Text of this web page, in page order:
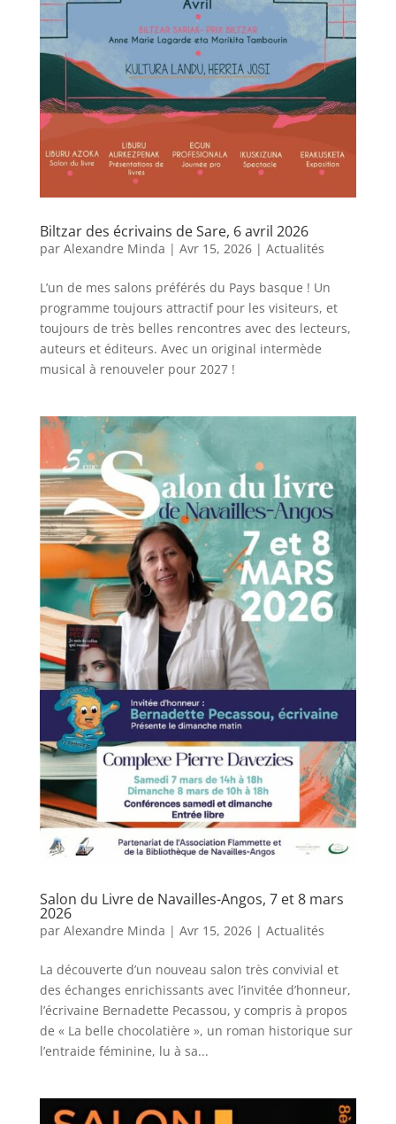
Biltzar des écrivains de Sare, 6 avril 2026
par Alexandre Minda | Avr 15, 2026| Actualités
L’un de mes salons préférés du Pays basque ! Un
programme toujours attractif pour les visiteurs, et
toujours de très belles rencontres avec des lecteurs,
auteurs et éditeurs. Avec un original intermède
musical à renouveler pour 2027 !
Salon du Livre de Navailles-Angos, 7 et 8 mars
2026
par Alexandre Minda | Avr 15, 2026| Actualités
La découverte d’un nouveau salon très convivial et
des échanges enrichissants avec l’invitée d’honneur,
l’écrivaine Bernadette Pecassou, y compris à propos
de « La belle chocolatière », un roman historique sur
l’entraide féminine, lu à sa...